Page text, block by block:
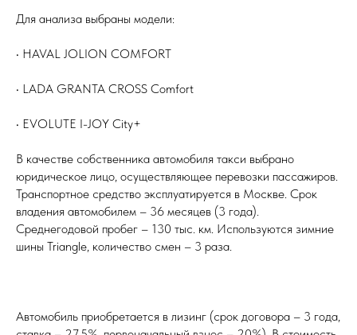
Для анализа выбраны модели:
• HAVAL JOLION COMFORT
• LADA GRANTA CROSS Comfort
• EVOLUTE I-JOY City+
В качестве собственника автомобиля такси выбрано
юридическое лицо, осуществляющее перевозки пассажиров.
Транспортное средство эксплуатируется в Москве. Срок
владения автомобилем – 36 месяцев (3 года).
Среднегодовой пробег – 130 тыс. км. Используются зимние
шины Triangle, количество смен – 3 раза.
Автомобиль приобретается в лизинг (срок договора – 3 года,